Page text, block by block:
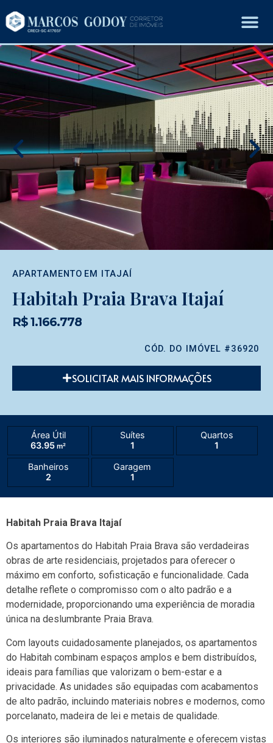
APARTAMENTO EM ITAJAÍ
Habitah Praia Brava Itajaí
R$ 1.166.778
CÓD. DO IMÓVEL #36920
SOLICITAR MAIS INFORMAÇÕES
Área Útil
63.95 m²
Suítes
1
Quartos
1
Banheiros
2
Garagem
1
Habitah Praia Brava Itajaí
Os apartamentos do Habitah Praia Brava são verdadeiras
obras de arte residenciais, projetados para oferecer o
máximo em conforto, sofisticação e funcionalidade. Cada
detalhe reflete o compromisso com o alto padrão e a
modernidade, proporcionando uma experiência de moradia
única na deslumbrante Praia Brava.
Com layouts cuidadosamente planejados, os apartamentos
do Habitah combinam espaços amplos e bem distribuídos,
ideais para famílias que valorizam o bem-estar e a
privacidade. As unidades são equipadas com acabamentos
de alto padrão, incluindo materiais nobres e modernos, como
porcelanato, madeira de lei e metais de qualidade.
Os interiores são iluminados naturalmente e oferecem vistas